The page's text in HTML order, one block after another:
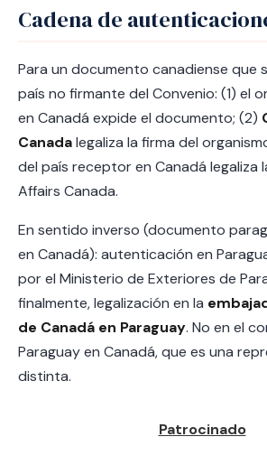
Cadena de
Para un documento canadiense que
país no firmante del Convenio: (1) el
en Canadá expide el documento; (2)
Canadalegaliza la firma del
del país receptor en Canadá legaliza
Affairs Canada.
En sentido inverso (documento
en Canadá): autenticación en
por el Ministerio de Exteriores de
finalmente, legalización en la
de Canadá en Paraguay. No en el
Paraguay en Canadá, que es una
distinta.